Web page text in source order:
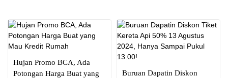
Hujan Promo BCA, Ada
Potongan Harga Buat yang
Buruan Dapatin Diskon